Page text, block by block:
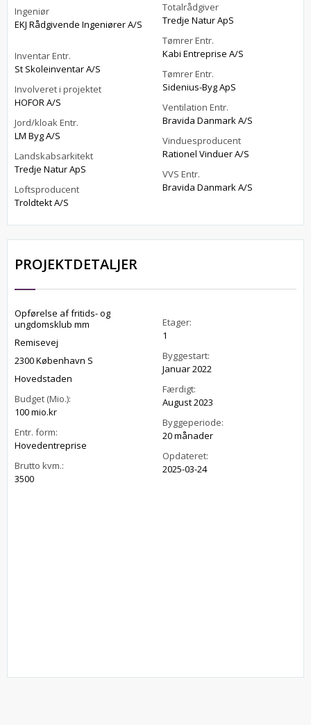
Ingeniør
EKJ Rådgivende Ingeniører A/S
Inventar Entr.
St Skoleinventar A/S
Involveret i projektet
HOFOR A/S
Jord/kloak Entr.
LM Byg A/S
Landskabsarkitekt
Tredje Natur ApS
Loftsproducent
Troldtekt A/S
Totalrådgiver
Tredje Natur ApS
Tømrer Entr.
Kabi Entreprise A/S
Tømrer Entr.
Sidenius-Byg ApS
Ventilation Entr.
Bravida Danmark A/S
Vinduesproducent
Rationel Vinduer A/S
VVS Entr.
Bravida Danmark A/S
PROJEKTDETALJER
Opførelse af fritids- og
ungdomsklub mm
Remisevej
2300 København S
Hovedstaden
Budget (Mio.):
100 mio.kr
Entr. form:
Hovedentreprise
Brutto kvm.:
3500
Etager:
1
Byggestart:
Januar 2022
Færdigt:
August 2023
Byggeperiode:
20 månader
Opdateret:
2025-03-24